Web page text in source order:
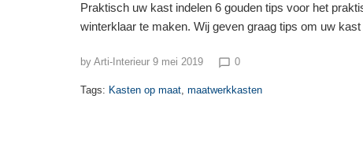
Praktisch uw kast indelen 6 gouden tips voor het
winterklaar te maken. Wij geven graag tips om uw
by Arti-Interieur 9 mei 2019 chat_bubble_outline 0
Tags: Kasten op maat, maatwerkkasten